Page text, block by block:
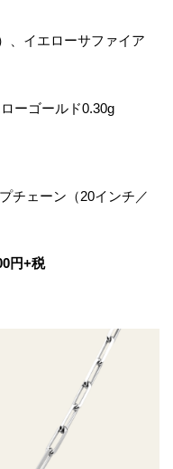
、イエローサファイア
ーゴールド0.30g
チェーン（20インチ／
円+税